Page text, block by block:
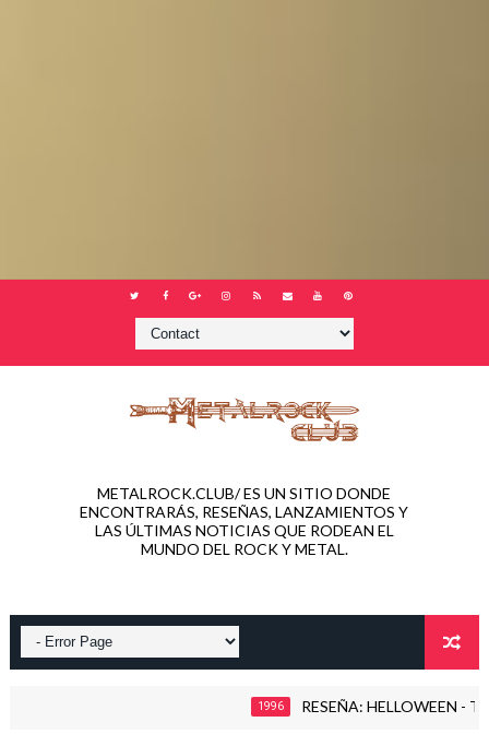
METALROCK.CLUB/ ES UN SITIO DONDE
ENCONTRARÁS, RESEÑAS, LANZAMIENTOS Y
LAS ÚLTIMAS NOTICIAS QUE RODEAN EL
MUNDO DEL ROCK Y METAL.
RESEÑA: HELLOWEEN - THE